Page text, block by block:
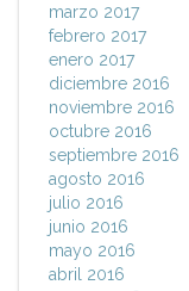
marzo 2017
febrero 2017
enero 2017
diciembre 2016
noviembre 2016
octubre 2016
septiembre 2016
agosto 2016
julio 2016
junio 2016
mayo 2016
abril 2016